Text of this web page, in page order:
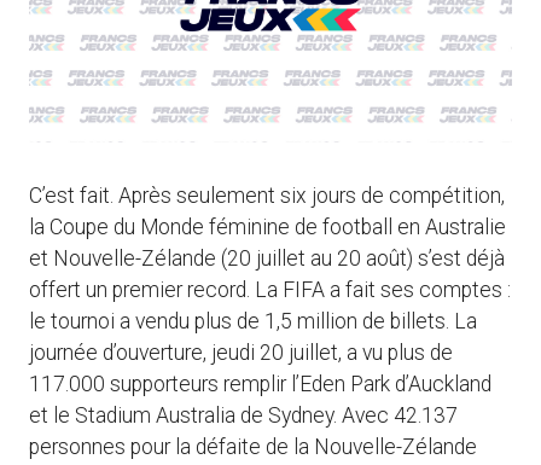
C’est fait. Après seulement six jours de compétition,
la Coupe du Monde féminine de football en Australie
et Nouvelle-Zélande (20 juillet au 20 août) s’est déjà
offert un premier record. La FIFA a fait ses comptes :
le tournoi a vendu plus de 1,5 million de billets. La
journée d’ouverture, jeudi 20 juillet, a vu plus de
117.000 supporteurs remplir l’Eden Park d’Auckland
et le Stadium Australia de Sydney. Avec 42.137
personnes pour la défaite de la Nouvelle-Zélande